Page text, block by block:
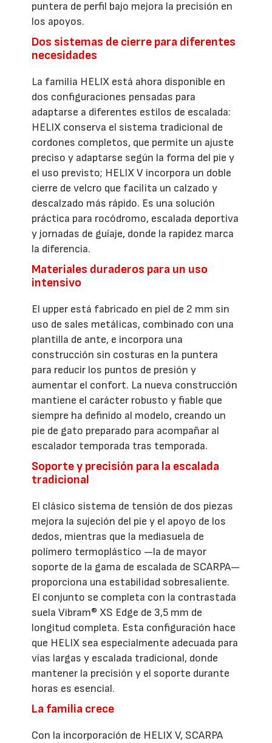
puntera de perfil bajo mejora la precisión en
los apoyos.
Dos sistemas de cierre para diferentes
necesidades
La familia HELIX está ahora disponible en
dos configuraciones pensadas para
adaptarse a diferentes estilos de escalada:
HELIX conserva el sistema tradicional de
cordones completos, que permite un ajuste
preciso y adaptarse según la forma del pie y
el uso previsto; HELIX V incorpora un doble
cierre de velcro que facilita un calzado y
descalzado más rápido. Es una solución
práctica para rocódromo, escalada deportiva
y jornadas de guíaje, donde la rapidez marca
la diferencia.
Materiales duraderos para un uso
intensivo
El upper está fabricado en piel de 2 mm sin
uso de sales metálicas, combinado con una
plantilla de ante, e incorpora una
construcción sin costuras en la puntera
para reducir los puntos de presión y
aumentar el confort. La nueva construcción
mantiene el carácter robusto y fiable que
siempre ha definido al modelo, creando un
pie de gato preparado para acompañar al
escalador temporada tras temporada.
Soporte y precisión para la escalada
tradicional
El clásico sistema de tensión de dos piezas
mejora la sujeción del pie y el apoyo de los
dedos, mientras que la mediasuela de
polímero termoplástico —la de mayor
soporte de la gama de escalada de SCARPA—
proporciona una estabilidad sobresaliente.
El conjunto se completa con la contrastada
suela Vibram® XS Edge de 3,5 mm de
longitud completa. Esta configuración hace
que HELIX sea especialmente adecuada para
vías largas y escalada tradicional, donde
mantener la precisión y el soporte durante
horas es esencial.
La familia crece
Con la incorporación de HELIX V, SCARPA